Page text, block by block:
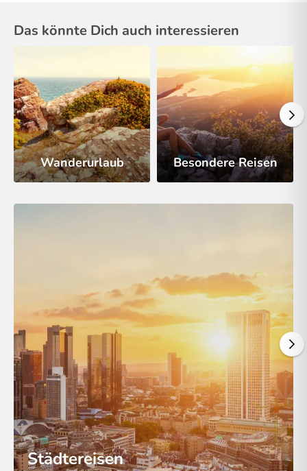
Das könnte Dich auch interessieren
Wanderurlaub Besondere Reisen
Städtereisen